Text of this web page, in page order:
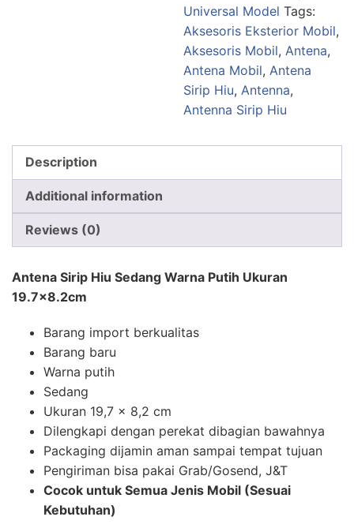
Universal Model Tags:
Aksesoris Eksterior Mobil,
Aksesoris Mobil, Antena,
Antena Mobil, Antena
Sirip Hiu, Antenna,
Antenna Sirip Hiu
Description
Additional information
Reviews (0)
Antena Sirip Hiu Sedang Warna Putih Ukuran
19.7×8.2cm
Barang import berkualitas
Barang baru
Warna putih
Sedang
Ukuran 19,7 x 8,2 cm
Dilengkapi dengan perekat dibagian bawahnya
Packaging dijamin aman sampai tempat tujuan
Pengiriman bisa pakai Grab/Gosend, J&T
Cocok untuk Semua Jenis Mobil (Sesuai
Kebutuhan)